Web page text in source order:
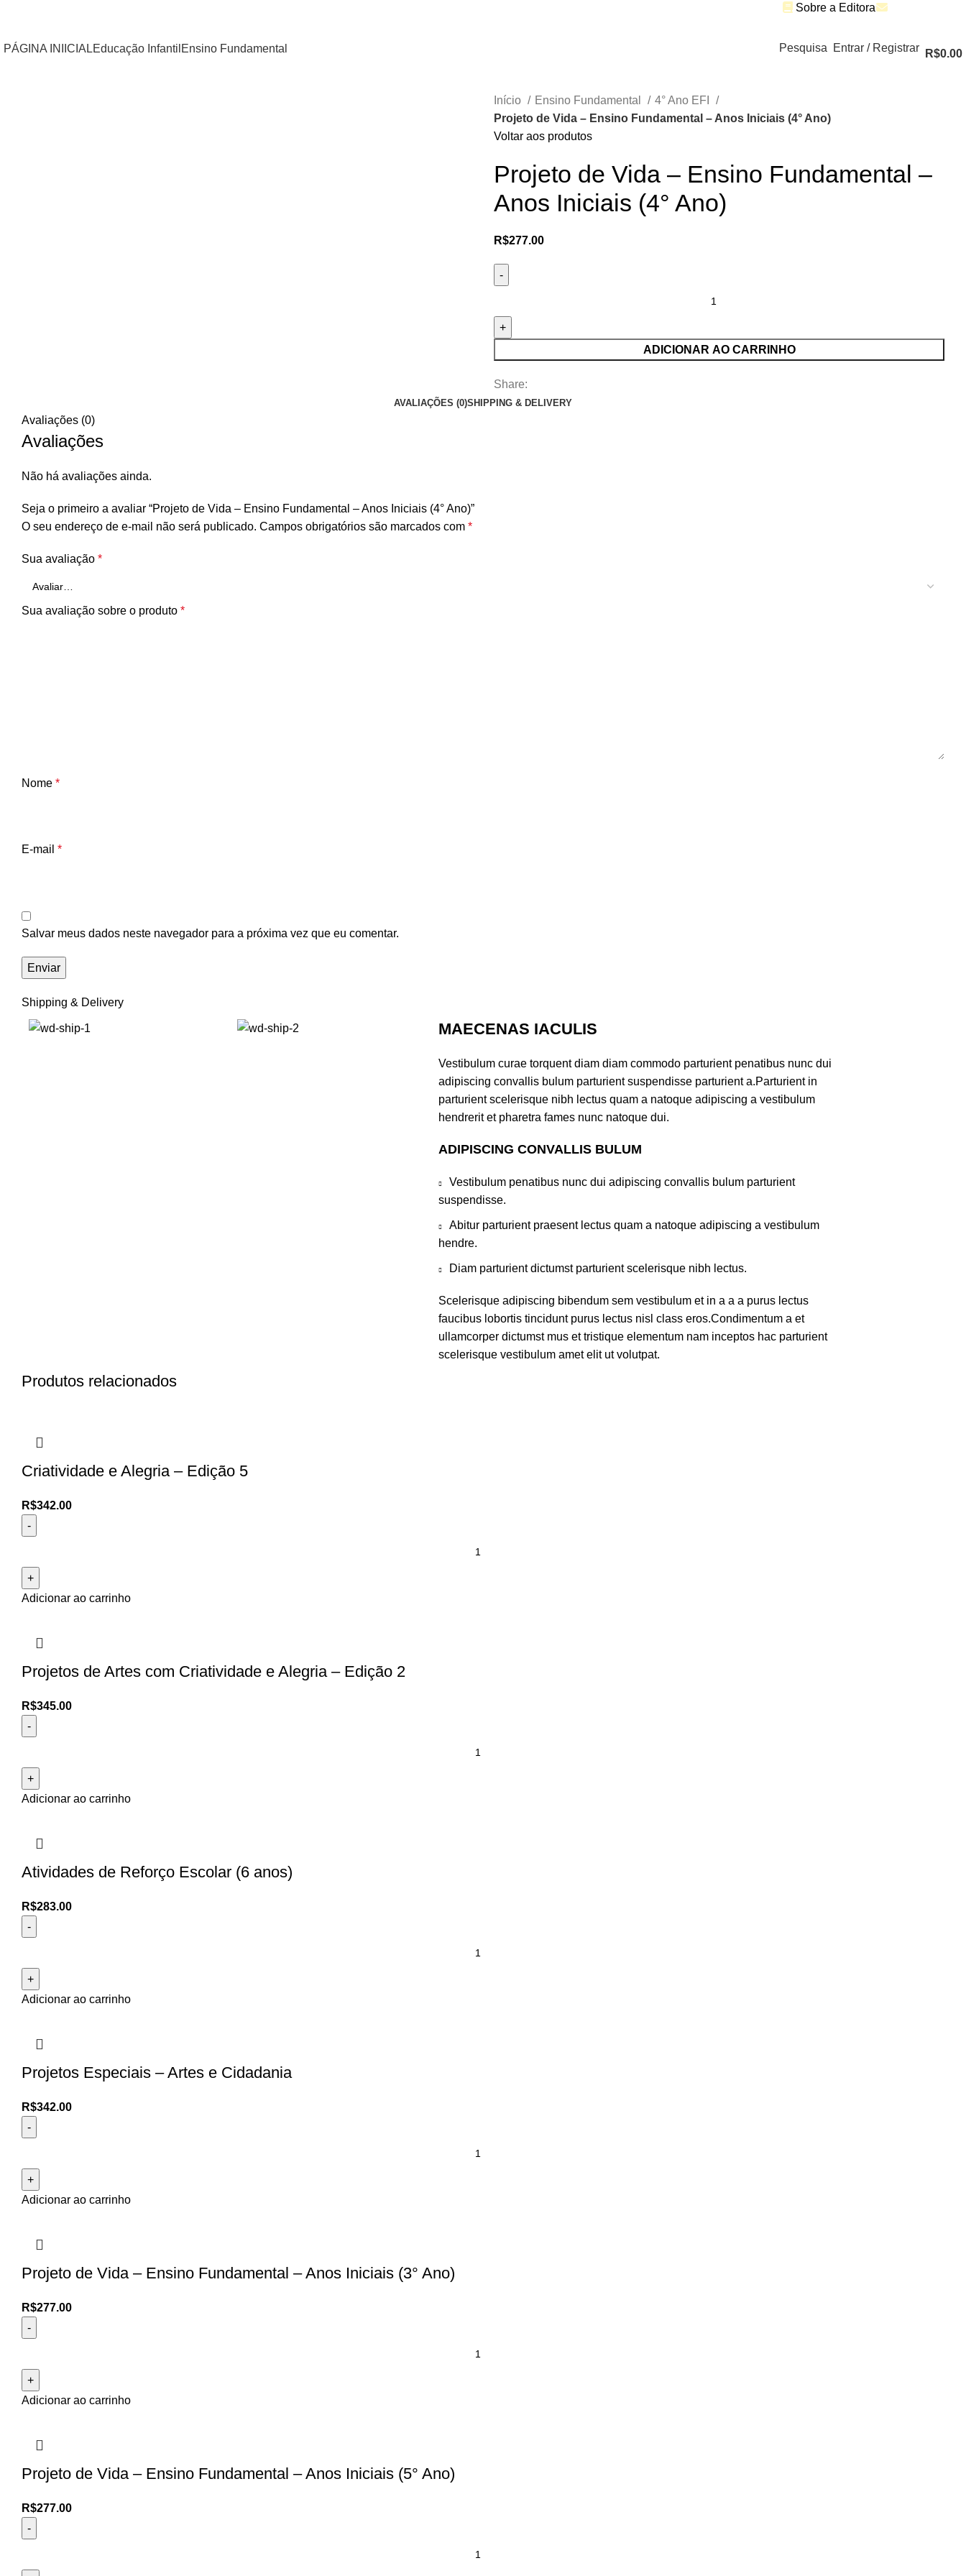
Sobre a Editora
PÁGINA INIICIALEducação Infantil Ensino Fundamental Pesquisa Entrar / Registrar R$0.00
Início Ensino Fundamental
4° Ano EFI
Projeto de Vida – Ensino Fundamental – Anos Iniciais (4° Ano)
Voltar aos produtos
Projeto de Vida – Ensino Fundamental –
Anos Iniciais (4° Ano)
R$277.00
ADICIONAR AO CARRINHO
Share:
AVALIAÇÕES (0)SHIPPING & DELIVERY
Avaliações (0)
Avaliações
Não há avaliações ainda.
Seja o primeiro a avaliar “Projeto de Vida – Ensino Fundamental – Anos Iniciais (4° Ano)”
O seu endereço de e-mail não será publicado. Campos obrigatórios são marcados com *
Sua avaliação *
Sua avaliação sobre o produto *
Nome *
E-mail *
Salvar meus dados neste navegador para a próxima vez que eu comentar.
Shipping & Delivery
MAECENAS IACULIS
Vestibulum curae torquent diam diam commodo parturient penatibus nunc dui
adipiscing convallis bulum parturient suspendisse parturient a.Parturient in
parturient scelerisque nibh lectus quam a natoque adipiscing a vestibulum
hendrerit et pharetra fames nunc natoque dui.
ADIPISCING CONVALLIS BULUM
Vestibulum penatibus nunc dui adipiscing convallis bulum parturient
suspendisse.
Abitur parturient praesent lectus quam a natoque adipiscing a vestibulum
hendre.
Diam parturient dictumst parturient scelerisque nibh lectus.
Scelerisque adipiscing bibendum sem vestibulum et in a a a purus lectus
faucibus lobortis tincidunt purus lectus nisl class eros.Condimentum a et
ullamcorper dictumst mus et tristique elementum nam inceptos hac parturient
scelerisque vestibulum amet elit ut volutpat.
Produtos relacionados
Criatividade e Alegria – Edição 5
R$342.00
Adicionar ao carrinho
Projetos de Artes com Criatividade e Alegria – Edição 2
R$345.00
Adicionar ao carrinho
Atividades de Reforço Escolar (6 anos)
R$283.00
Adicionar ao carrinho
Projetos Especiais – Artes e Cidadania
R$342.00
Adicionar ao carrinho
Projeto de Vida – Ensino Fundamental – Anos Iniciais (3° Ano)
R$277.00
Adicionar ao carrinho
Projeto de Vida – Ensino Fundamental – Anos Iniciais (5° Ano)
R$277.00